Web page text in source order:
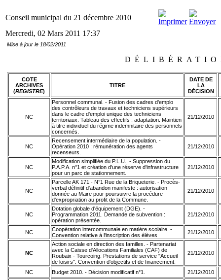
Conseil municipal du 21 décembre 2010
Mercredi, 02 Mars 2011 17:37
Mise à jour le 18/02/2011
COTE
ARCHIVES
(REGISTRE)
TITRE
DATE DE
LA
DÉCISION
NC
Personnel communal. - Fusion des cadres d'emplo
des contrôleurs de travaux et techniciens supérieurs
dans le cadre d'emploi unique des techniciens
territoriaux. Tableau des effectifs : adaptation. Maintien
à titre individuel du régime indemnitaire des personnels
concernés.
21/12/2010
NC
Recensement intermédiaire de la population. -
Opération 2010 : rémunération des agents
recenseurs.
21/12/2010
NC
Modification simplifiée du P.L.U.. - Suppression du
P.A.P.A. n°1 et création d'une réserve d'infrastructure
pour un parc de stationnement.
21/12/2010
NC
Parcelle AK 171 - N°1 Rue de la Briqueterie. - Procès-
verbal définitif d'abandon manifeste : autorisation
donnée au Maire pour poursuivre la procédure
d'expropriation au profit de la Commune.
21/12/2010
NC
Dotation globale d'équipement (DGE). -
Programmation 2011. Demande de subvention :
opération présentée.
21/12/2010
NC
Coopération intercommunale en matière scolaire. -
Convention relative à l'inscription des élèves
21/12/2010
NC
Action sociale en direction des familles. - Partenariat
avec la Caisse d'Allocations Familiales (CAF) de
Roubaix - Tourcoing. Prestations de service "Accueil
de loisirs". Convention d'objectifs et de financement.
21/12/2010
NC Budget 2010. - Décision modificatif n°1. 21/12/2010